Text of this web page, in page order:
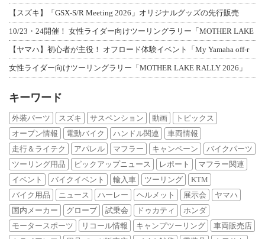
【スズキ】「GSX-S/R Meeting 2026」オリジナルグッズの先行販売
10/23・24開催！ 女性ライダー向けツーリングラリー「MOTHER LAKE
【ヤマハ】初心者が主役！ オフロード体験イベント「My Yamaha off-r
女性ライダー向けツーリングラリー「MOTHER LAKE RALLY 2026」
キーワード
外装パーツ スズキ サスペンション 動画
トピックス
オープン情報
電動バイク ハンドル関連
車両情報
走行＆ライテク
アパレル マフラー キャンペーン
バイクパーツ
ツーリング用品
ピックアップニュース レポート
マフラー関連
イベント
バイクイベント 輸入車 ツーリング
KTM
バイク用品
ニュース ハーレー ヘルメット 展示会
ヤマハ
国内メーカー
グローブ 試乗会 ドゥカティ
ホンダ
モータースポーツ
リコール情報 キャンプツーリング
車両販売店